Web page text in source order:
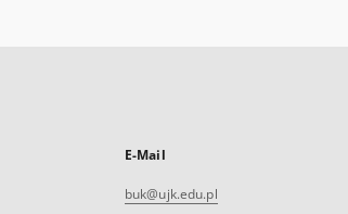
E-Mail
buk@ujk.edu.pl